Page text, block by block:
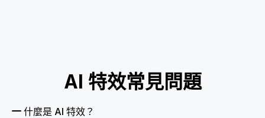
AI 特效常見問題
什麼是 AI 特效？